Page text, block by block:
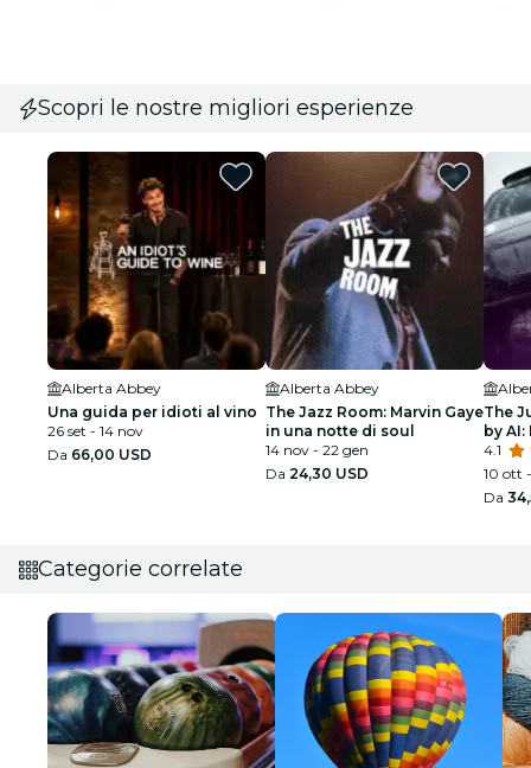
Scopri le nostre migliori esperienze
Alberta Abbey
Una guida per idioti al vino
26 set - 14 nov
Da 66,00 USD
Alberta Abbey
The Jazz Room: Marvin Gaye
in una notte di soul
14 nov - 22 gen
Da 24,30 USD
The
by
4.1
10 ott
Da
Categorie correlate